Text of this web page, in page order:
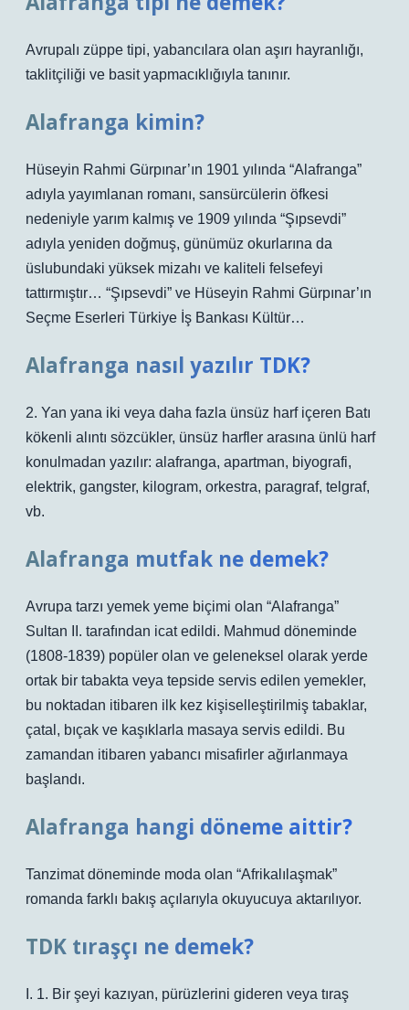
Avrupalı ​​züppe tipi, yabancılara olan aşırı hayranlığı,
taklitçiliği ve basit yapmacıklığıyla tanınır.
Alafranga kimin?
Hüseyin Rahmi Gürpınar’ın 1901 yılında “Alafranga”
adıyla yayımlanan romanı, sansürcülerin öfkesi
nedeniyle yarım kalmış ve 1909 yılında “Şıpsevdi”
adıyla yeniden doğmuş, günümüz okurlarına da
üslubundaki yüksek mizahı ve kaliteli felsefeyi
tattırmıştır… “Şıpsevdi” ve Hüseyin Rahmi Gürpınar’ın
Seçme Eserleri Türkiye İş Bankası Kültür…
Alafranga nasıl yazılır TDK?
2. Yan yana iki veya daha fazla ünsüz harf içeren Batı
kökenli alıntı sözcükler, ünsüz harfler arasına ünlü harf
konulmadan yazılır: alafranga, apartman, biyografi,
elektrik, gangster, kilogram, orkestra, paragraf, telgraf,
vb.
Alafranga mutfak ne demek?
Avrupa tarzı yemek yeme biçimi olan “Alafranga”
Sultan II. tarafından icat edildi. Mahmud döneminde
(1808-1839) popüler olan ve geleneksel olarak yerde
ortak bir tabakta veya tepside servis edilen yemekler,
bu noktadan itibaren ilk kez kişiselleştirilmiş tabaklar,
çatal, bıçak ve kaşıklarla masaya servis edildi. Bu
zamandan itibaren yabancı misafirler ağırlanmaya
başlandı.
Alafranga hangi döneme aittir?
Tanzimat döneminde moda olan “Afrikalılaşmak”
romanda farklı bakış açılarıyla okuyucuya aktarılıyor.
TDK tıraşçı ne demek?
I. 1. Bir şeyi kazıyan, pürüzlerini gideren veya tıraş